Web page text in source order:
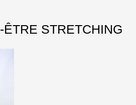
STRETCHING